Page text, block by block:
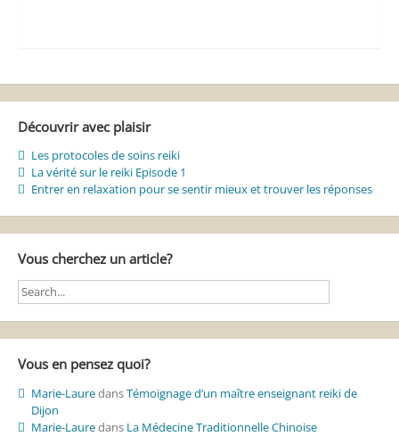
Découvrir avec plaisir
Les protocoles de soins reiki
La vérité sur le reiki Episode 1
Entrer en relaxation pour se sentir mieux et trouver les réponses
Vous cherchez un article?
Vous en pensez quoi?
Marie-LauredansTémoignage d’un maître enseignant reiki de
Dijon
Marie-Lauredans La Médecine Traditionnelle Chinoise